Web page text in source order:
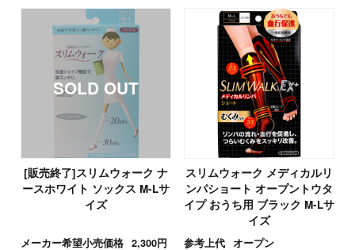
[販売終了]スリムウォーク ナ
ースホワイト ソックス M-Lサ
イズ
メーカー希望小売価格 2,300円
スリムウォーク メディカルリ
ンパショート オープントウタ
イプ おうち用 ブラック M-Lサ
イズ
参考上代 オープン